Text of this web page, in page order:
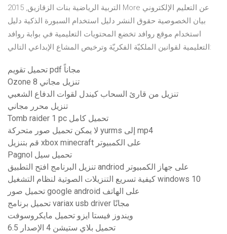
التربية الرياضية بنات الزقازيق, 2015 More عن التعليم الإلكتروني
بيان الخصوصية حقوق النشر دليل استخدام السبورة الذكية دليل
استخدام موقع روافد تخضع المحتويات التعليمية في بوابة روافد
التعليمية لقوانين الملكيّة الفكريّة وترخيص المشاع الإبداعي التالي:
تحميل تقويم pdf مجاناً
Ozone 8 تنزيل مجاني
تنزيل من قارئ السحاب كيندل لقوات الدفاع الشعبي
تنزيل محرر مجاني
Tomb raider 1 pc تحميل كامل
لا يمكن تحميل صور متحركة yurms إلى mp4
قم بتنزيل xbox minecraft على الكمبيوتر
Pagnol تحميل سيل
تنزيل البرنامج افتح التطبيق andriod على جهاز الكمبيوتر
كيفية تسريع التنزيلات الصوتية لنظام التشغيل windows 10
تحميل صور google android على الهاتف
تحميل برنامج variax usb driver مجانًا
ويندوز فيستا ايزو تحميل مايكروسوفت
تحميل بلاي ستيشن 4 الإصدار 6.5